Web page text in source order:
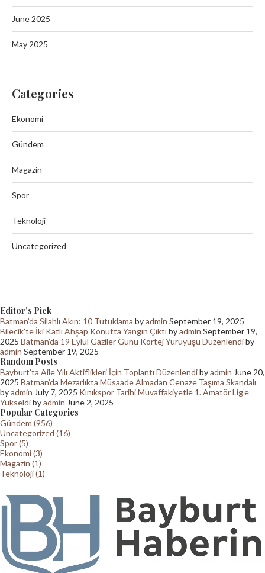
June 2025
May 2025
Categories
Ekonomi
Gündem
Magazin
Spor
Teknoloji
Uncategorized
Editor's Pick
Batman’da Silahlı Akın: 10 Tutuklama byadmin September 19, 2025
Bilecik’te İki Katlı Ahşap Konutta Yangın Çıktı byadmin September 19,
2025 Batman’da 19 Eylül Gaziler Günü Kortej Yürüyüşü Düzenlendiby
admin September 19, 2025
Random Posts
Bayburt’ta Aile Yılı Aktiflikleri İçin Toplantı Düzenlendibyadmin June 20,
2025 Batman’da Mezarlıkta Müsaade Almadan Cenaze Taşıma Skandalı
byadmin July 7, 2025 Kınıkspor Tarihi Muvaffakiyetle 1. Amatör Lig’e
Yükseldibyadmin June 2, 2025
Popular Categories
Gündem (956)
Uncategorized (16)
Spor (5)
Ekonomi (3)
Magazin (1)
Teknoloji (1)